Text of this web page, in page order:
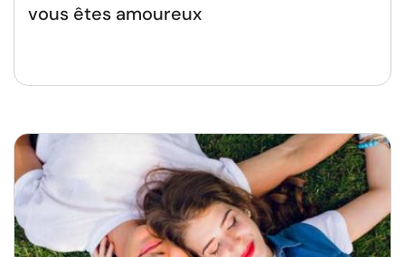
vous êtes amoureux